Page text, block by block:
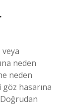
neden
neden
hasarına